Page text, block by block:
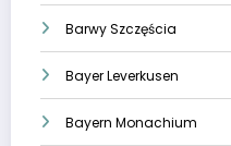
Barwy Szczęścia
Bayer Leverkusen
Bayern Monachium